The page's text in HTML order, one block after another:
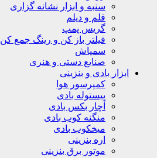
سنبه و ابزار نشانه گزاری
قلم و دیلم
گریس پمپ
فیلتر باز کن و رینگ جمع کن
سمپاش
صنایع دستی و هنری
ابزار بادی و بنزینی
کمپرسور هوا
پیستوله بادی
آچار بکس بادی
منگنه کوب بادی
میخکوب بادی
اره بنزینی
موتور برق بنزینی